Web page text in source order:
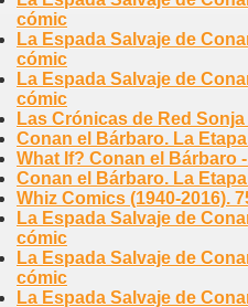
cómic
La Espada Salvaje de
cómic
La Espada Salvaje de
cómic
Las Crónicas de Red
Conan el Bárbaro. La
What If? Conan el Bárbaro
Conan el Bárbaro. La
Whiz Comics (1940-2016).
La Espada Salvaje de
cómic
La Espada Salvaje de
cómic
La Espada Salvaje de